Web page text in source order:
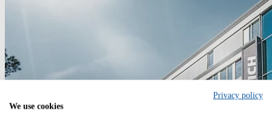
Privacy policy
We use cookies